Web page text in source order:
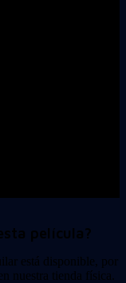
película?
está disponible, por
nuestra tienda física.